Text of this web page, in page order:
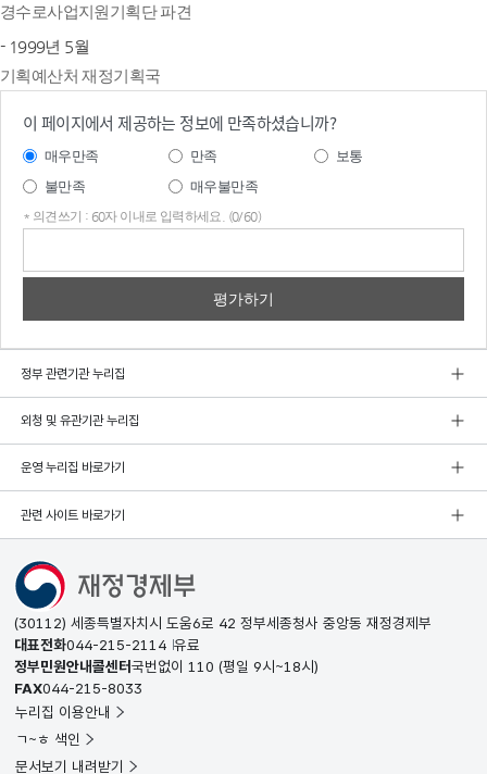
경수로사업지원기획단 파견
- 1999년 5월
기획예산처 재정기획국
이 페이지에서 제공하는 정보에 만족하셨습니까?
매우만족 만족
보통
불만족
매우불만족
* 의견쓰기 : 60자 이내로 입력하세요. (0/60)
정부 관련기관 누리집
외청 및 유관기관 누리집
운영 누리집 바로가기
관련 사이트 바로가기
(30112) 세종특별자치시 도움6로 42 정부세종청사 중앙동 재정경제부
대표전화044-215-2114 유료
정부민원안내콜센터국번없이 110 (평일 9시~18시)
FAX044-215-8033
누리집 이용안내
ㄱ~ㅎ 색인
문서보기 내려받기